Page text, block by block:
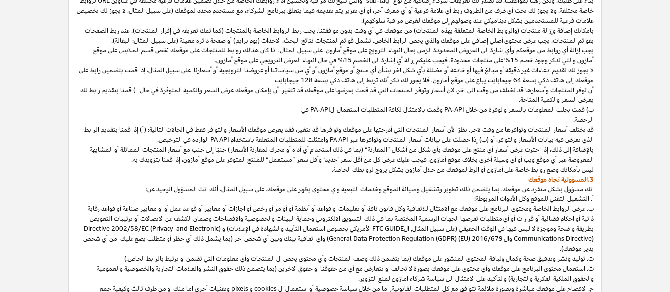
خاصة مختلفة. ولا يجوز لك تحت أي ظرف من الظروف ربط أي علامة فرعية أو أي معرف آخر، أو أي تقرير يتم تقديمه فيما يتعلق ببرنامج الشركاء، مع مستخدم محدد لموقعك (على سبيل المثال، لا يجوز لك تخصيص
علامات فرعية للمستخدمين بشكل ديناميكي عند وصولهم إلى موقعك لغرض مراقبة سلوكهم).
بامكانك إضافة وإزالة منتجات (والروابط الخاصة المتعلقة بهذه المنتجات) من موقعك في أي وقت بدون موافقتنا. يجب ربط الروابط الخاصة بالمنتجات (كما تمك تعريفه في إقرار المنتجات). عند ربط الصفحات
بقوائم المنتجات، يجب عرض محتوىأصلي إضافي على موقعك والذي يحص الرابط الخاص. تشمل قوائم المنتجات نتائج البحث، الاحداث (يوم برايم) أو صفحة دائرة معينة (على سبيل المثال: البقالة).
يجب إزالة أي روابط من موقعكم وأي إشارة الى العروض المحدودة الزمن بحال انتهاء الترويج على موقع أمازون. على سبيل المثال، اذا كان هنالك روابط للمنتجات على موقعك تخص قسم الملابس على موقع
أمازون والتي تذكر وجود خصم 15% على منتجات محدودة،فيجب عليكم إزالة أي إشارة الى الخصم 15% في حال انتهاء العرض الترويجي على موقع أمازون.
لا يجوز لك تقديم ادعاءاتغيردقيقةأو مبالغفيهاأوخادعةأو مضللة بأيشكلآخر بشأنأي منتجأو موقعأمازونأوأي منسياساتناأوعروضنا الترويجيةأوأسعارنا.علىسبيل المثال،إذا قمت بتضمينرابطعلى
موقعكإلىهاتفذكي بسعة جيجابايت يباععلى موقعأمازون،فلا يجوز لكذكرأنك تربطإلىهاتفذكي بسعة جيجابايت.
أن توفر المنتجات وأسعارها قد تختلف من وقت الى اخر. لان أسعار وتوفر المنتجات التي قد قمت بعرضها على موقعك قد تتغير. أن بإمكان موقعك عرض السعر والكمية المتوفرة في حال: ا) قمنا بتقديم رابط لك
يعرض السعر والكمية المتاحة.
ب) قمت بجلب المعلومات بالسعر والوفرة من خلال PA-API وقمت بالامتثال لكافة المتطلبات استعمال ال PA-API
في
الرخصة.
قد تختلف أسعار المنتجات وتوافرها من وقت لآخر. نظرًا لأن أسعار المنتجات التي أدرجتها على موقعك وتوافرها قد تتغير، فقد يعرض موقعك الأسعار والتوافر فقط في الحالات التالية: (أ) إذا قمنا بتقديم الرابط
الذي تعرض فيه بيانات الأسعار والتوافر، أو (ب) إذا حصلت على بيانات أسعار المنتجات وتوافرها عبر
وامتثلت للمتطلبات المتعلقة باستخدام الواردة في الترخيص.
بالإضافة إلىذلك، إذا اخترتعرضأسعار أي منتجعلى موقعك بأيشكل منأشكال ”المقارنة“
(بمافيذلك استخدامأيأداةأو محرك لمقارنة الأسعار)جنبًا إلىجنب معأسعار المنتجات المماثلةأو المشابهة
المعروضةعبر أي موقعويبأوأيوسيلةأخرى بخلاف موقعأمازون،فيجبعليكعرض كل منأقلسعر ’جديد‘ وأقلسعر ”مستعمل“ للمنتج المتوفر على موقعأمازون، إذا قمنا بتزويدك به.
ليس بأمكانكوضع روابط خاصة على أمازون أو الرط لموقعك من خلال أمازون بشكل يروج لروابطك الخاصة.
3.المسؤولية تجاه موقعك
انك مسؤول بشكل منفرد عن موقعك، بما يتضمن ذلك تطويروتشغيلوصيانة الموقع وخدمات التبعية واي محتوى يظهر على موقعك. على سبيل المثال،أنك انت المسؤول الوحيد عن:
أ. التشغيل التقني للموقع وكل الأدوات المربوطة؛
ب. عرض الروابط الخاصة ومحتوى البرنامج على موقعك مع الامتثال للاتفاقية وكل قانون نافذ أو تعليمات او قواعد أو أنظمة أو أوامر أو رخص أو اجازات أو معايير أو قواعد عمل أو او معايير صناعة أو قواعد رقابة
ذاتية أو احكام قضائية أو قرارات أو أي متطلبات تفرضها الجهات الرسمية المختصة بما في ذلك التسويق الالكتروني وحماية البينات والخصوصيةوالافصاحاتوضمان الكشف عن الاتصالات أو ترتيبات التعويض
بطريقة واضحة وموجزة لا لبس فيها في الوقت الحقيقي(على سبيل المثال, الFTC GUIDE الأمريكي بخصوص استعمال التأييد والشهادة في الإعلانات) و (Directive 2002/58/EC (Privacy and Electronic
Communications Directive) وال General Data Protection Regulation (GDPR) (EU) 2016/679) واي اتفاقية بينك وبين أي شخص اخر (بما يشمل ذلك أي حظر أو متطلب يضع عليك من أي شخص
يدير موقعك).
ت. توليد ونشر وتدقيق صحة وكمال ولباقة المحتوى المنشور على موقعك (بما يتضمن ذلك وصف المنتجات وأي محتوى يخص ال المنتجات وأي معلومات التي تضمن او ترتبط بالرابط الخاص.)
ث. استعمال محتوى البرنامج على موقعك وأي محتوى على موقعك بصورة لا تخالف او تتعارض مع أي من حقوقنا او حقوق الاخرين (بما يتضمن ذلك حقوق النشر والعلامات التجارية والخصوصية والعمومية
والحقوق الملكية الفكرية والتجارية) والتأكيد على الامتثال الى سياسة شركاء امازون لمنع التزوير.
ج. الافصاح على موقعك مباشرة وبصورة ملائمة تتوافق مع كل المتطلبات القانونية, اما من خلال سياسة خصوصية أو استعمال الcookiesوpixels وتقنيات أخرى اما منك او من طرف ثالث وكيفية جمع